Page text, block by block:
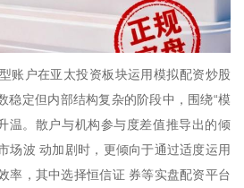
账户在亚太投资板块运用模拟配资炒股
稳定但内部结构复杂的阶段中，围绕“模
温。散户与机构参与度差值推导出的倾
场波 动加剧时，更倾向于通过适度运用
率，其中选择恒信证 券等实盘配资平台